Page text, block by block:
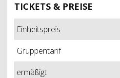
TICKETS & PREISE
Einheitspreis
Gruppentarif
ermäßigt